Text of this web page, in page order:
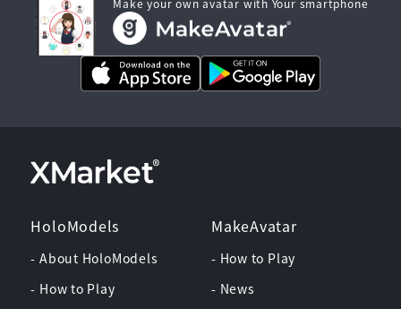
Make your own avatar with Your smartphone
HoloModels
- About HoloModels
- How to Play
MakeAvatar
- How to Play
- News